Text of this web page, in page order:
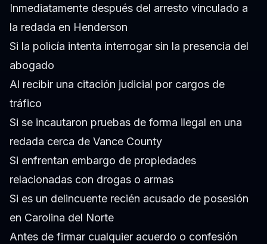
Inmediatamente después del arresto vinculado a
la redada en Henderson
Si la policía intenta interrogar sin la presencia del
abogado
Al recibir una citación judicial por cargos de
tráfico
Si se incautaron pruebas de forma ilegal en una
redada cerca de Vance County
Si enfrentan embargo de propiedades
relacionadas con drogas o armas
Si es un delincuente recién acusado de posesión
en Carolina del Norte
Antes de firmar cualquier acuerdo o confesión